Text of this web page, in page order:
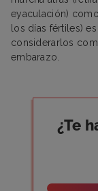
eyaculación)
los días fértiles)
considerarlos
embarazo.
¿Te